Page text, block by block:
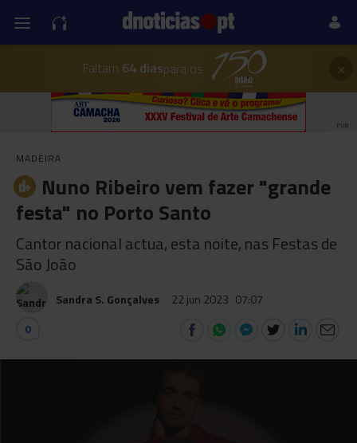
Faltam 64 diaspara os ×
PUB
MADEIRA
Nuno Ribeiro vem fazer "grande
festa" no Porto Santo
Cantor nacional actua, esta noite, nas Festas de
São João
Sandra S. Gonçalves 22 jun 2023 07:07
0